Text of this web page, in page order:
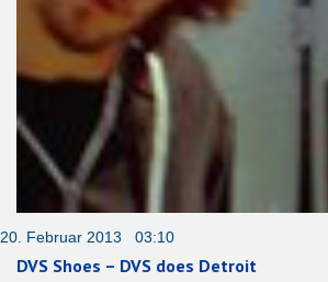
20. Februar 2013 03:10
DVS Shoes – DVS does Detroit